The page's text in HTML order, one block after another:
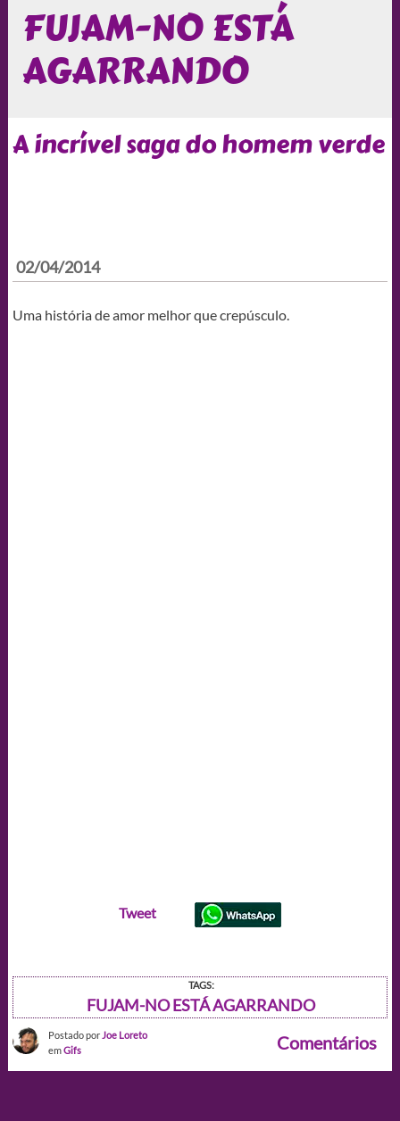
FUJAM-NO ESTÁ
AGARRANDO
A incrível saga do homem verde
02/04/2014
Uma história de amor melhor que crepúsculo.
Tweet
TAGS:
FUJAM-NO ESTÁ AGARRANDO
Postado por Joe Loreto
emGifs Comentários